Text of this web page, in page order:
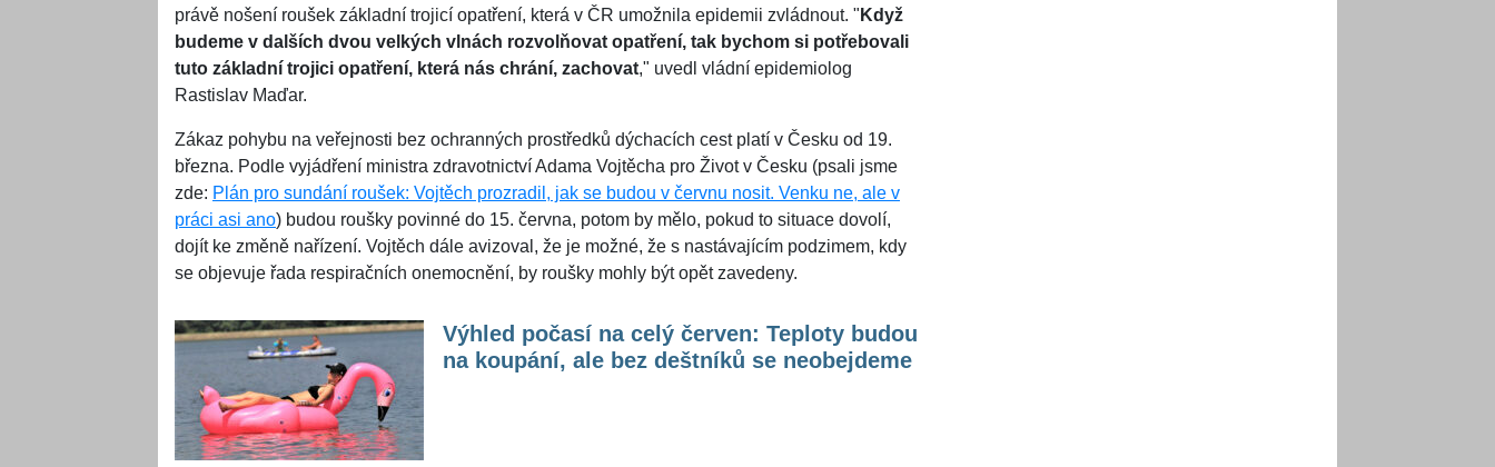
právě nošení roušek základní trojicí opatření, která v ČR umožnila epidemii zvládnout. " Když
budeme v dalších dvou velkých vlnách rozvolňovat opatření, tak bychom si potřebovali
tuto základní trojici opatření, která nás chrání, zachovat," uvedl vládní epidemiolog
Rastislav Maďar.
Zákaz pohybu na veřejnosti bez ochranných prostředků dýchacích cest platí v Česku od 19.
března. Podle vyjádření ministra zdravotnictví Adama Vojtěcha pro Život v Česku (psali jsme
zde: Plán pro sundání roušek: Vojtěch prozradil, jak se budou v červnu nosit. Venku ne, ale v
práci asi ano) budou roušky povinné do 15. června, potom by mělo, pokud to situace dovolí,
dojít ke změně nařízení. Vojtěch dále avizoval, že je možné, že s nastávajícím podzimem, kdy
se objevuje řada respiračních onemocnění, by roušky mohly být opět zavedeny.
Výhled počasí na celý červen: Teploty budou
na koupání, ale bez deštníků se neobejdeme